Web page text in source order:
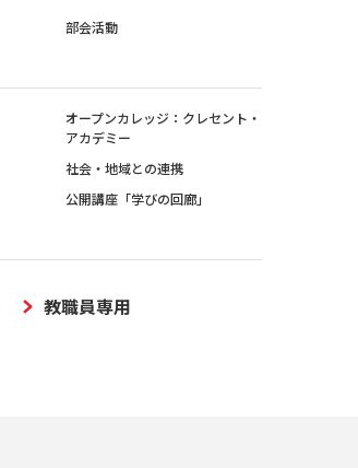
部会活動
オープンカレッジ：クレセント・
アカデミー
社会・地域との連携
公開講座「学びの回廊」
教職員専用